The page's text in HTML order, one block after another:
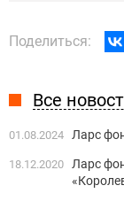
Поделиться:
Все
01.08.2024 Ларс
18.12.2020
Ларс